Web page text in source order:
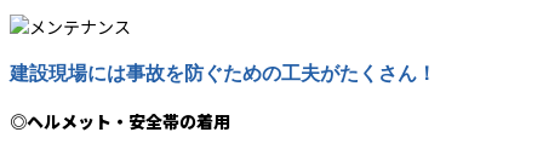
建設現場には事故を防ぐための工夫がたくさん！
◎ヘルメット・安全帯の着用